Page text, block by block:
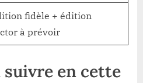
fidèle + édition
à prévoir
suivre en cette